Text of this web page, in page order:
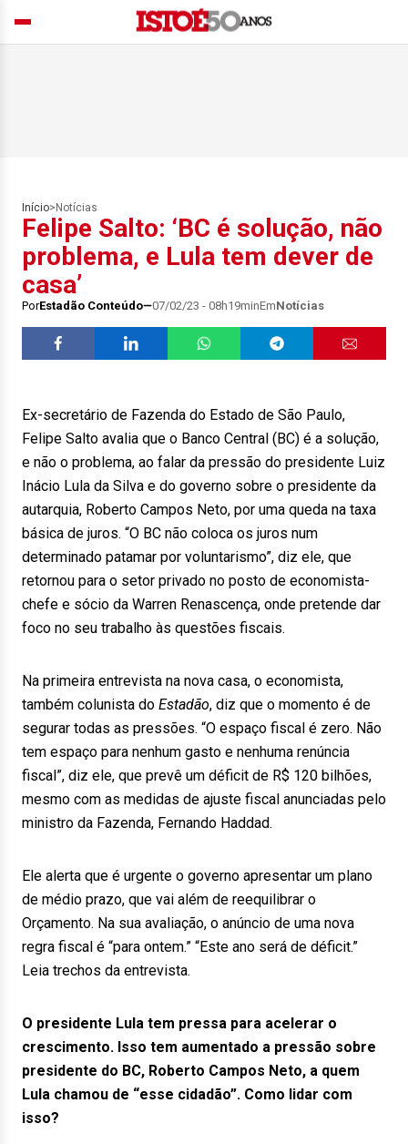
Início> Notícias
Felipe Salto: ‘BC é solução, não
problema, e Lula tem dever de
casa’
PorEstadão Conteúdo 07/02/23 - 08h19minEmNotícias
Ex-secretário de Fazenda do Estado de São Paulo,
Felipe Salto avalia que o Banco Central (BC) é a solução,
e não o problema, ao falar da pressão do presidente Luiz
Inácio Lula da Silva e do governo sobre o presidente da
autarquia, Roberto Campos Neto, por uma queda na taxa
básica de juros. “O BC não coloca os juros num
determinado patamar por voluntarismo”, diz ele, que
retornou para o setor privado no posto de economista-
chefe e sócio da Warren Renascença, onde pretende dar
foco no seu trabalho às questões fiscais.
Na primeira entrevista na nova casa, o economista,
também colunista do Estadão, diz que o momento é de
segurar todas as pressões. “O espaço fiscal é zero. Não
tem espaço para nenhum gasto e nenhuma renúncia
fiscal”, diz ele, que prevê um déficit de R$ 120 bilhões,
mesmo com as medidas de ajuste fiscal anunciadas pelo
ministro da Fazenda, Fernando Haddad.
Ele alerta que é urgente o governo apresentar um plano
de médio prazo, que vai além de reequilibrar o
Orçamento. Na sua avaliação, o anúncio de uma nova
regra fiscal é “para ontem.” “Este ano será de déficit.”
Leia trechos da entrevista.
O presidente Lula tem pressa para acelerar o
crescimento. Isso tem aumentado a pressão sobre
presidente do BC, Roberto Campos Neto, a quem
Lula chamou de “esse cidadão”. Como lidar com
isso?